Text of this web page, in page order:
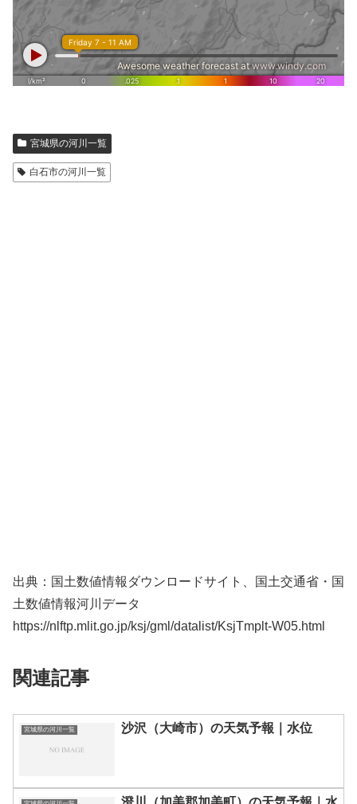
宮城県の河川一覧
白石市の河川一覧
出典：国土数値情報ダウンロードサイト、国土交通省・国
土数値情報河川データ
https://nlftp.mlit.go.jp/ksj/gml/datalist/KsjTmplt-W05.html
関連記事
宮城県の河川一覧 沙沢（大崎市）の天気予報｜水位